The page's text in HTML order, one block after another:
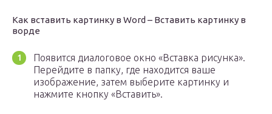
Как вставить картинку в Word – Вставить картинку в
ворде
Появится диалоговое окно «Вставка рисунка».
Перейдите в папку, где находится ваше
изображение, затем выберите картинку и
нажмите кнопку «Вставить».